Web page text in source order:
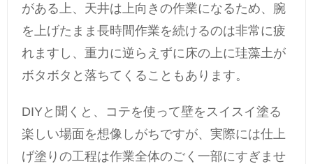
がある上、天井は上向きの作業になるため、腕
を上げたまま長時間作業を続けるのは非常に疲
れますし、重力に逆らえずに床の上に珪藻土が
ボタボタと落ちてくることもあります。
DIYと聞くと、コテを使って壁をスイスイ塗る
楽しい場面を想像しがちですが、実際には仕上
げ塗りの工程は作業全体のごく一部にすぎませ